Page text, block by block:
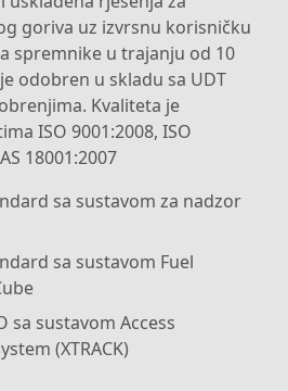
goriva uz izvrsnu korisničku
spremnike u trajanju od 10
odobren u skladu sa UDT
Kvaliteta je
ISO 9001:2008, ISO
18001:2007
sa sustavom za nadzor
sa sustavom Fuel
sa sustavom Access
(XTRACK)